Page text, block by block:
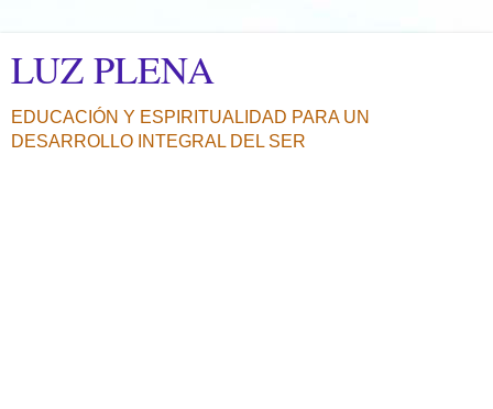
LUZ PLENA
EDUCACIÓN Y ESPIRITUALIDAD PARA UN
DESARROLLO INTEGRAL DEL SER